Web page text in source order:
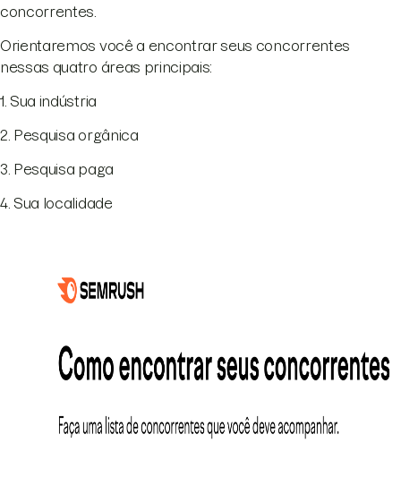
concorrentes.
Orientaremos você a encontrar seus concorrentes
nessas quatro áreas principais:
1. Sua indústria
2. Pesquisa orgânica
3. Pesquisa paga
4. Sua localidade